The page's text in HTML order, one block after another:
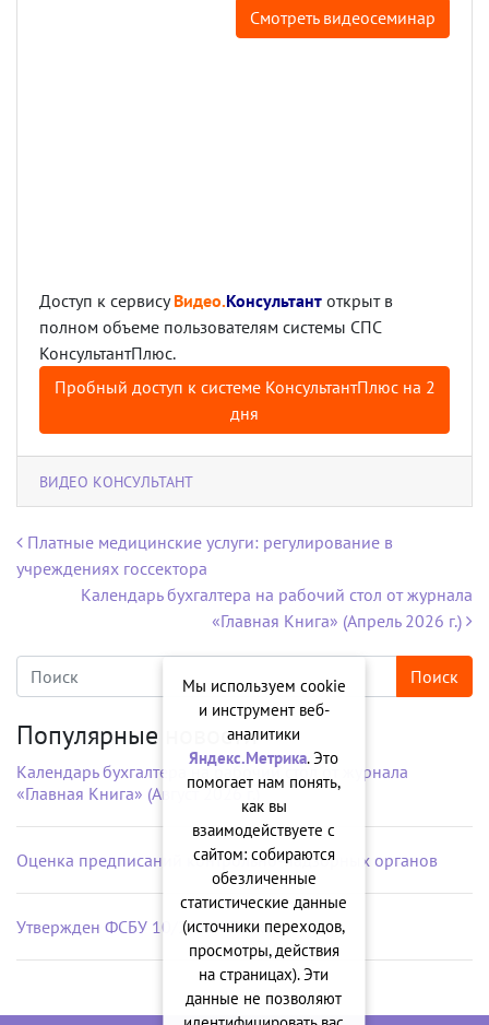
Смотреть видеосеминар
Доступ к сервисуВидео.Консультант открыт в
полном объеме пользователям системы СПС
КонсультантПлюс.
Пробный доступ к системе КонсультантПлюс на 2
дня
ВИДЕО КОНСУЛЬТАНТ
Навигация по записям
Платные медицинские услуги: регулирование в
учреждениях госсектора
Календарь бухгалтера на рабочий стол от журнала
«Главная Книга» (Апрель 2026 г.)
Популярные новости
Календарь бухгалтера на рабочий стол от журнала
«Главная Книга» (Август 2026 г.)
Оценка предписаний контрольно-надзорных органов
Утвержден ФСБУ 10/2026 «Расходы»
Мы используем cookie
и инструмент веб-
аналитики
Яндекс.Метрика. Это
помогает нам понять,
как вы
взаимодействуете с
сайтом: собираются
обезличенные
статистические данные
(источники переходов,
просмотры, действия
на страницах). Эти
данные не позволяют